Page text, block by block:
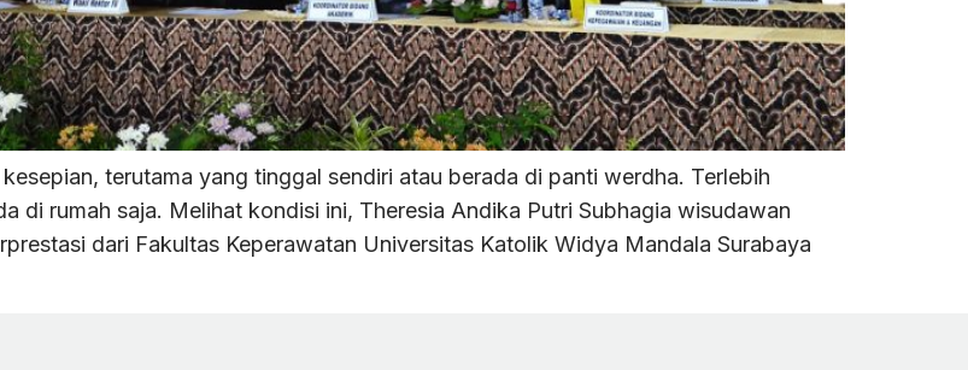
terutama yang tinggal sendiri atau berada di panti werdha. Terlebih
di rumah saja. Melihat kondisi ini, Theresia Andika Putri Subhagia wisudawan
dari Fakultas Keperawatan Universitas Katolik Widya Mandala Surabaya